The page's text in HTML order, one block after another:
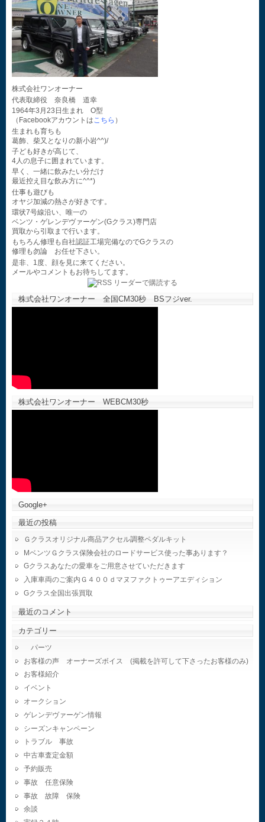
株式会社ワンオーナー
代表取締役 奈良橋 道幸
1964年3月23日生まれ O型
（Facebookアカウントはこちら ）
生まれも育ちも
葛飾、柴又となりの新小岩^^)/
子ども好きが高じて、
4人の息子に囲まれています。
早く、一緒に飲みたい分だけ
最近控え目な飲み方に^^*)
仕事も遊びも
オヤジ加減の熱さが好きです。
環状7号線沿い、唯一の
ベンツ・ゲレンデヴァーゲン(Gクラス)専門店
買取から引取まで行います。
もちろん修理も自社認証工場完備なのでGクラスの
修理も勿論 お任せ下さい。
是非、1度、顔を見に来てください。
メールやコメントもお待ちしてます。
株式会社ワンオーナー 全国CM30秒 BSフジver.
株式会社ワンオーナー WEBCM30秒
Google+
最近の投稿
Ｇクラスオリジナル商品アクセル調整ペダルキット
MベンツＧクラス保険会社のロードサービス使った事あります？
Gクラスあなたの愛車をご用意させていただきます
入庫車両のご案内Ｇ４００ｄマヌファクトゥーアエディション
Gクラス全国出張買取
最近のコメント
カテゴリー
パーツ
お客様の声 オーナーズボイス (掲載を許可して下さったお客様のみ)
お客様紹介
イベント
オークション
ゲレンデヴァーゲン情報
シーズンキャンペーン
トラブル 事故
中古車査定金額
予約販売
事故 任意保険
事故 故障 保険
余談